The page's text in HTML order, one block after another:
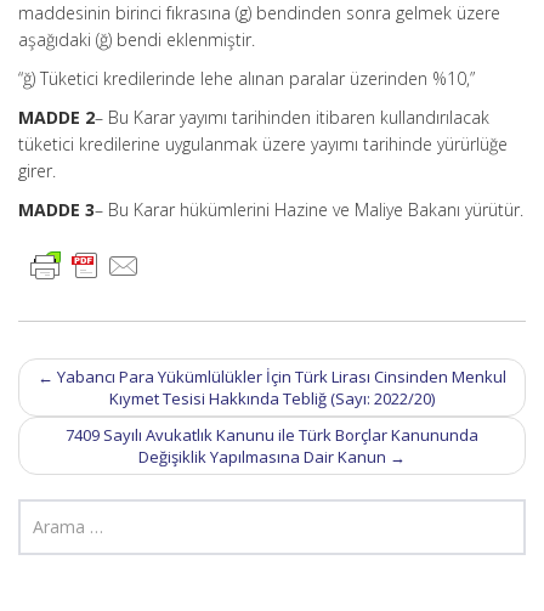
maddesinin birinci fıkrasına (g) bendinden sonra gelmek üzere
aşağıdaki (ğ) bendi eklenmiştir.
“ğ) Tüketici kredilerinde lehe alınan paralar üzerinden %10,”
MADDE 2– Bu Karar yayımı tarihinden itibaren kullandırılacak
tüketici kredilerine uygulanmak üzere yayımı tarihinde yürürlüğe
girer.
MADDE 3– Bu Karar hükümlerini Hazine ve Maliye Bakanı yürütür.
Post
navigation
← Yabancı Para Yükümlülükler İçin Türk Lirası Cinsinden Menkul
Kıymet Tesisi Hakkında Tebliğ (Sayı: 2022/20)
7409 Sayılı Avukatlık Kanunu ile Türk Borçlar Kanununda
Değişiklik Yapılmasına Dair Kanun →